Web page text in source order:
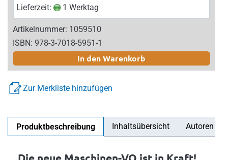
Lieferzeit:
1 Werktag
Artikelnummer: 1059510
ISBN: 978-3-7018-5951-1
In den Warenkorb
Zur Merkliste hinzufügen
Produktbeschreibung Inhaltsübersicht Autoren